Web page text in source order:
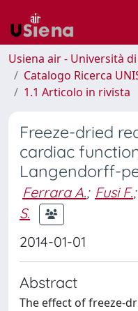
Usiena air - Università di
Catalogo Ricerca
1.1 Articolo in rivista
Freeze-dried
cardiac
Langendorff-
Ferrara A.; Fusi F.;
S.
2014-01-01
Abstract
The effect of freeze-